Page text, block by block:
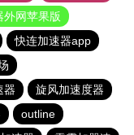
外网苹果版
快连加速器app
器
旋风加速度器
outline